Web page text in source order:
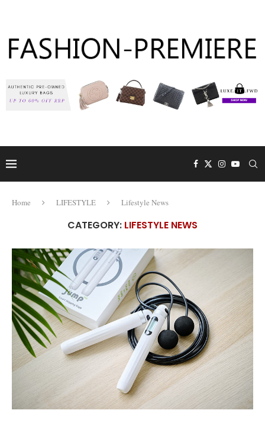
Home LIFESTYLE Lifestyle News
CATEGORY: LIFESTYLE NEWS